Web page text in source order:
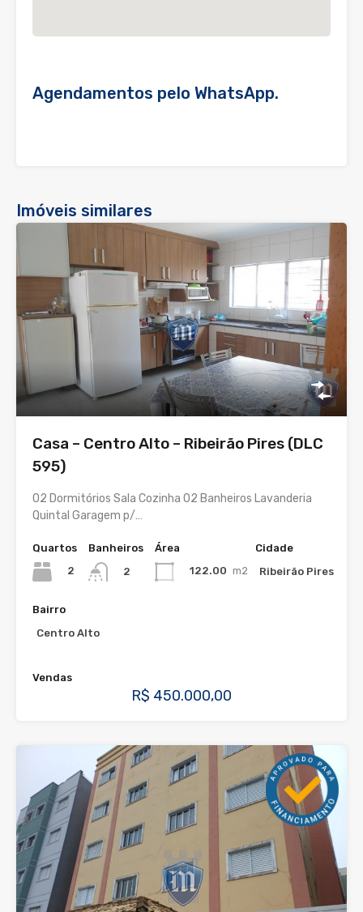
Agendamentos pelo WhatsApp.
Imóveis similares
Casa – Centro Alto – Ribeirão Pires (DLC
595)
02 Dormitórios Sala Cozinha 02 Banheiros Lavanderia
Quintal Garagem p/…
Quartos
2
Banheiros
2
Área
122.00 m2
Cidade
Ribeirão Pires
Bairro
Centro Alto
Vendas
R$ 450.000,00